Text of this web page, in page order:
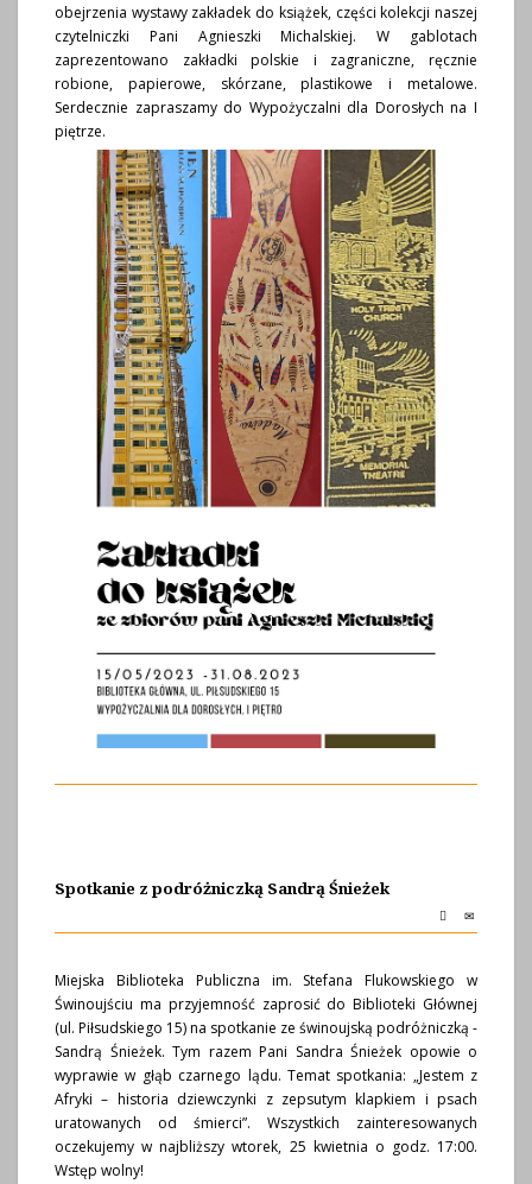
obejrzenia wystawy zakładek do książek, części kolekcji naszej
czytelniczki Pani Agnieszki Michalskiej. W gablotach
zaprezentowano zakładki polskie i zagraniczne, ręcznie
robione, papierowe, skórzane, plastikowe i metalowe.
Serdecznie zapraszamy do Wypożyczalni dla Dorosłych na I
piętrze.
Spotkanie z podróżniczką Sandrą Śnieżek
Miejska Biblioteka Publiczna im. Stefana Flukowskiego w
Świnoujściu ma przyjemność zaprosić do Biblioteki Głównej
(ul. Piłsudskiego 15) na spotkanie ze świnoujską podróżniczką -
Sandrą Śnieżek. Tym razem Pani Sandra Śnieżek opowie o
wyprawie w głąb czarnego lądu. Temat spotkania: „Jestem z
Afryki – historia dziewczynki z zepsutym klapkiem i psach
uratowanych od śmierci”. Wszystkich zainteresowanych
oczekujemy w najbliższy wtorek, 25 kwietnia o godz. 17:00.
Wstęp wolny!